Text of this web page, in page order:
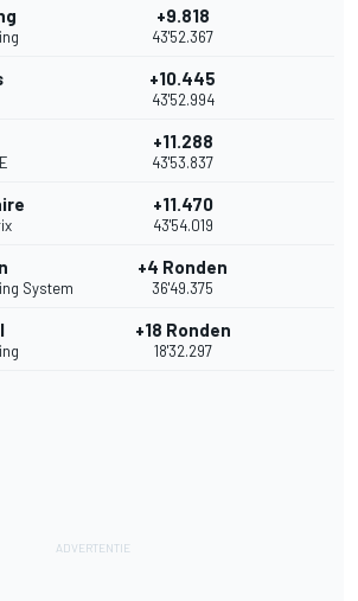
+9.818
43'52.367
+10.445
43'52.994
+11.288
43'53.837
+11.470
43'54.019
System
+4 Ronden
36'49.375
+18 Ronden
18'32.297